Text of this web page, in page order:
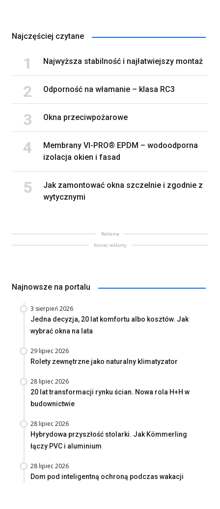
Najczęściej czytane
Najwyższa stabilność i najłatwiejszy montaż
Odporność na włamanie – klasa RC3
Okna przeciwpożarowe
Membrany VI-PRO® EPDM – wodoodporna
izolacja okien i fasad
Jak zamontować okna szczelnie i zgodnie z
wytycznymi
Reklama
Koniec reklamy
Najnowsze na portalu
3 sierpień 2026
Jedna decyzja, 20 lat komfortu albo kosztów. Jak
wybrać okna na lata
29 lipiec 2026
Rolety zewnętrzne jako naturalny klimatyzator
28 lipiec 2026
20 lat transformacji rynku ścian. Nowa rola H+H w
budownictwie
28 lipiec 2026
Hybrydowa przyszłość stolarki. Jak Kömmerling
łączy PVC i aluminium
28 lipiec 2026
Dom pod inteligentną ochroną podczas wakacji